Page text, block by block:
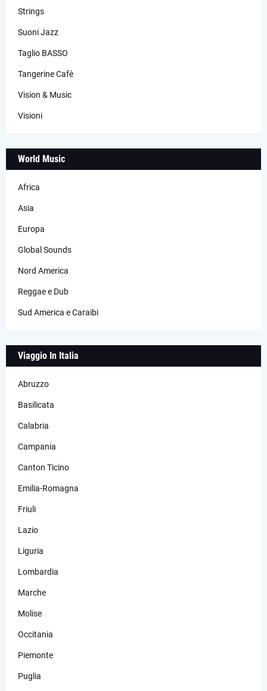
Strings
Suoni Jazz
Taglio BASSO
Tangerine Cafè
Vision & Music
Visioni
World Music
Africa
Asia
Europa
Global Sounds
Nord America
Reggae e Dub
Sud America e Caraibi
Viaggio In Italia
Abruzzo
Basilicata
Calabria
Campania
Canton Ticino
Emilia-Romagna
Friuli
Lazio
Liguria
Lombardia
Marche
Molise
Occitania
Piemonte
Puglia